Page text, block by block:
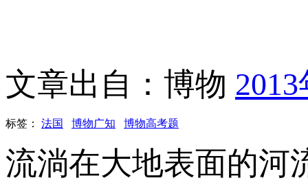
文章出自：博物
标签： 法国 博物广知 博物高考题
流淌在大地表面的河